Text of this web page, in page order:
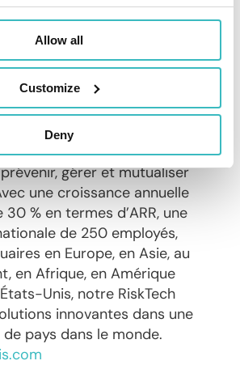
Allow all
Customize
Deny
améliorer la rentabilité et
processus de souscription
à l’échelle mondiale. Face
mutations du secteur de
sommes engagés aux
et réassureurs pour
ces évolutions, en
fondamental de
prévenir, gérer et mutualiser
une croissance annuelle
% en termes d’ARR, une
de 250 employés,
en Europe, en Asie, au
en Afrique, en Amérique
Unis, notre RiskTech
innovantes dans une
pays dans le monde.